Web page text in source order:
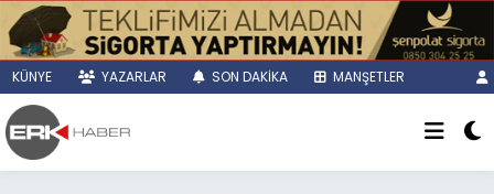
KÜNYE YAZARLAR SON DAKİKA MANŞETLER